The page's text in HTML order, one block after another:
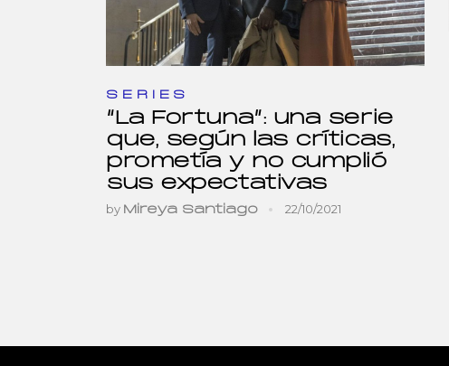
SERIES
“La Fortuna”: una serie
que, según las críticas,
prometía y no cumplió
sus expectativas
by Mireya Santiago 22/10/2021